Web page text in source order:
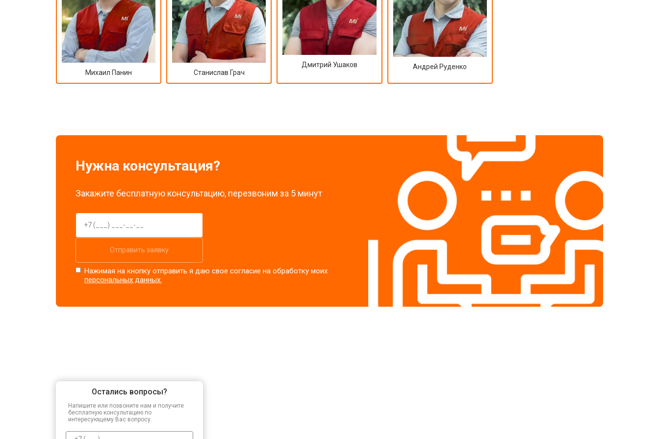
Михаил Панин Станислав Грач
Дмитрий Ушаков Андрей Руденко
Нужна консультация?
Закажите бесплатную консультацию, перезвоним за 5 минут
Отправить заявку
Нажимая на кнопку отправить я даю свое согласие на обработку моих
персональных данных.
Остались вопросы?
Напишите или позвоните нам и получите
бесплатную консультацию по
интересующему Вас вопросу.